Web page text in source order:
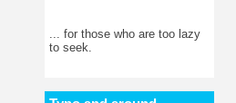
... for those who are too lazy
to seek.